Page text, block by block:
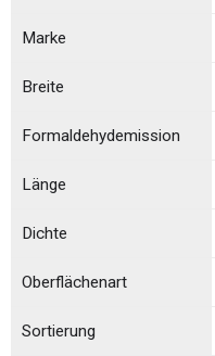
Marke
Breite
Formaldehydemission
Länge
Dichte
Oberflächenart
Sortierung